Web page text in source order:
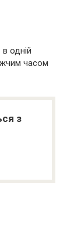
одній
часом
з